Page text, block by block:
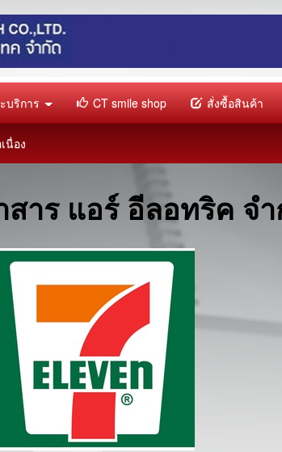
บริการ CT smile shop สั่งซื้อสินค้า
นื่อง
าร แอร์ อีลอทริค จ